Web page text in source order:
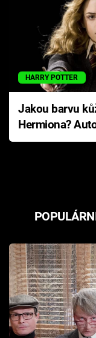
HARRY POTTER
Jakou barvu
Hermiona?
Pottera přišla s